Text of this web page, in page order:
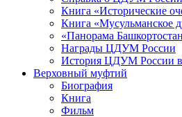
Книга «Исторические
Книга «Мусульманское
«Панорама
Награды ЦДУМ России
История ЦДУМ России в
Верховный муфтий
Биография
Книга
Фильм